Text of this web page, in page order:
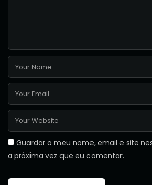
Guardar o meu nome, email e site
a próxima vez que eu comentar.